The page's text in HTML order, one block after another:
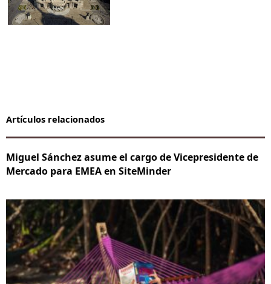
Artículos relacionados
Miguel Sánchez asume el cargo de Vicepresidente de
Mercado para EMEA en SiteMinder